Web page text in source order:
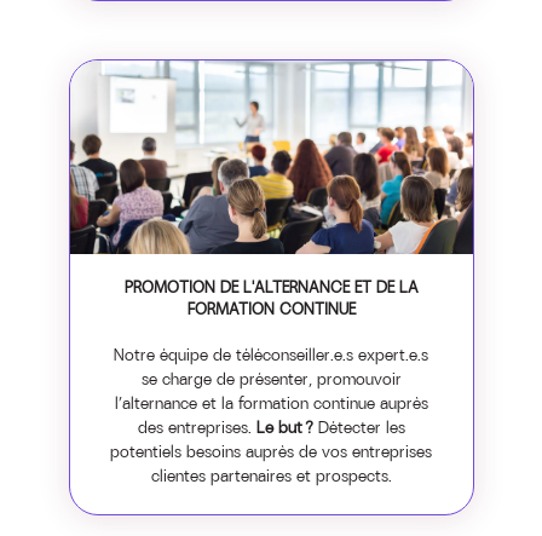
PROMOTION DE L'ALTERNANCE ET DE LA
FORMATION CONTINUE
Notre équipe de téléconseiller.e.s expert.e.s
se charge de présenter, promouvoir
l’alternance et la formation continue auprès
des entreprises. Le but ?Détecter les
potentiels besoins auprès de vos entreprises
clientes partenaires et prospects.